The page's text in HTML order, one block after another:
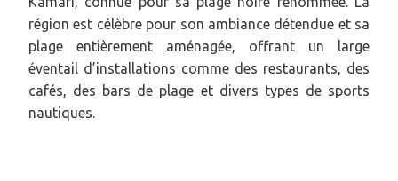
région est célèbre pour son ambiance détendue et sa
plage entièrement aménagée, offrant un large
éventail d’installations comme des restaurants, des
cafés, des bars de plage et divers types de sports
nautiques.